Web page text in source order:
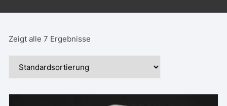
Zeigt alle 7 Ergebnisse